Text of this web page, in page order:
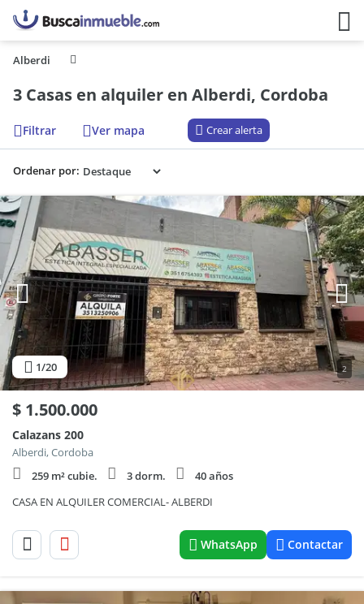
Alberdi
3 Casas en alquiler en Alberdi, Cordoba
Filtrar Ver mapa Crear alerta
Ordenar por:
1/20 2
$ 1.500.000
Calazans 200
Alberdi, Cordoba
259 m² cubie.
3 dorm.
40 años
CASA EN ALQUILER COMERCIAL- ALBERDI
WhatsApp Contactar